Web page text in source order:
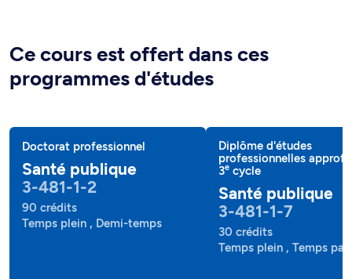
Ce cours est offert dans ces
programmes d'études
Doctorat professionnel
Santé publique
3-481-1-2
90 crédits
Temps plein , Demi-temps
Diplôme d'études
professionnelles
3e cycle
Santé publique
3-481-1-7
30 crédits
Temps plein , Temps